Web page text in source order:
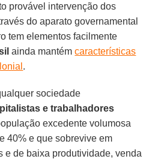
provável intervenção dos
do aparato governamental
tem elementos facilmente
ainda mantémcaracterísticas
.
sociedade
e trabalhadores
excedente volumosa
40% e que sobrevive em
e de baixa produtividade, venda